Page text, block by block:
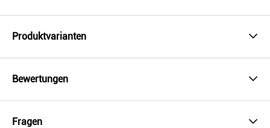
Produktvarianten
Bewertungen
Fragen